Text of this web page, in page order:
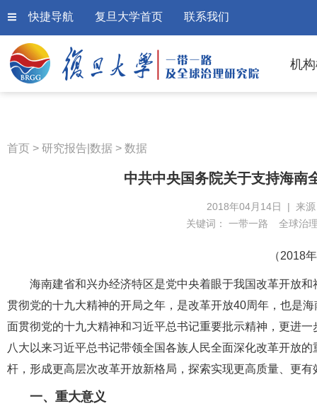
快捷导航 复旦大学首页 联系我们
机
首页 > 研究报告|数据 > 数据
中共中央国务院关于支持海南
2018年04月14日 | 来
关键词： 一带一路 全球治
（2018
海南建省和兴办经济特区是党中央着眼于我国改革开放
贯彻党的十九大精神的开局之年，是改革开放40周年，也是
面贯彻党的十九大精神和习近平总书记重要批示精神，更进
八大以来习近平总书记带领全国各族人民全面深化改革开放
杆，形成更高层次改革开放新格局，探索实现更高质量、更
一、重大意义